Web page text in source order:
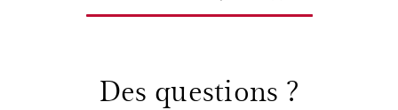
Des questions ?